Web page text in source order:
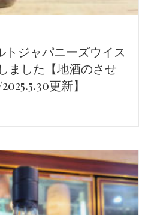
トジャパニーズウイス
ました【地酒のさせ
更新】